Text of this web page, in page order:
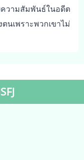
ความสัมพันธ์ในอดีต
นเพราะพวกเขาไม่